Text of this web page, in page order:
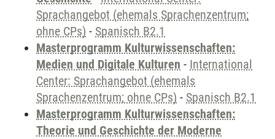
Sprachangebot (ehemals Sprachenzentrum;
ohne CPs) - Spanisch B2.1
Masterprogramm Kulturwissenschaften:
Medien und Digitale Kulturen - International
Center: Sprachangebot (ehemals
Sprachenzentrum; ohne CPs) - Spanisch B2.1
Masterprogramm Kulturwissenschaften:
Theorie und Geschichte der Moderne